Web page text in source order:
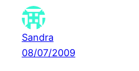
Sandra
08/07/2009